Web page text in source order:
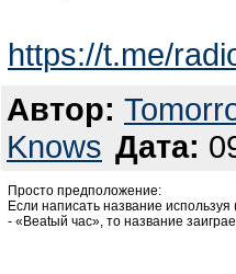
https://t.me/
Автор:
Knows Дата:
Просто предположение:
Если написать название
- «Beatый час», то название